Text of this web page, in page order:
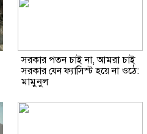
সরকার পতন চাই না, আমরা চাই
সরকার যেন ফ্যাসিস্ট হয়ে না ওঠে:
মামুনুল